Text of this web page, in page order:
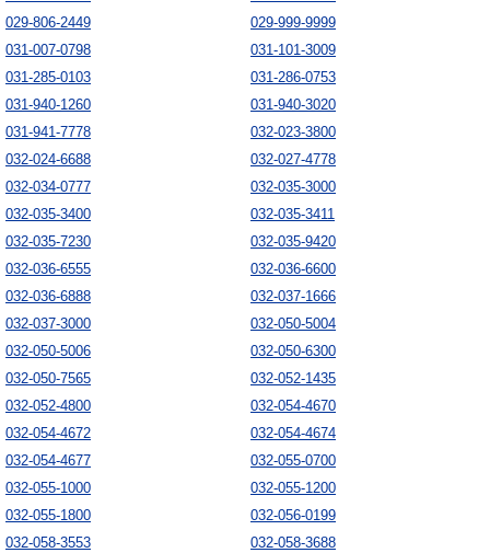
029-806-2449
029-999-9999
031-007-0798
031-101-3009
031-285-0103
031-286-0753
031-940-1260
031-940-3020
031-941-7778
032-023-3800
032-024-6688
032-027-4778
032-034-0777
032-035-3000
032-035-3400
032-035-3411
032-035-7230
032-035-9420
032-036-6555
032-036-6600
032-036-6888
032-037-1666
032-037-3000
032-050-5004
032-050-5006
032-050-6300
032-050-7565
032-052-1435
032-052-4800
032-054-4670
032-054-4672
032-054-4674
032-054-4677
032-055-0700
032-055-1000
032-055-1200
032-055-1800
032-056-0199
032-058-3553
032-058-3688